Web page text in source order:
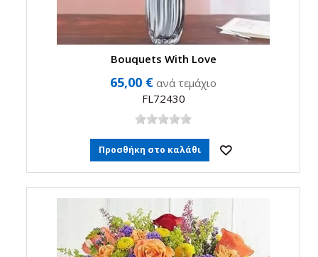
Bouquets With Love
65,00 € ανά τεμάχιο
FL72430
Προσθήκη στο καλάθι